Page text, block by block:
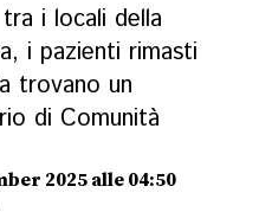
i locali della
i pazienti rimasti
trovano un
di Comunità
2025 alle 04:50